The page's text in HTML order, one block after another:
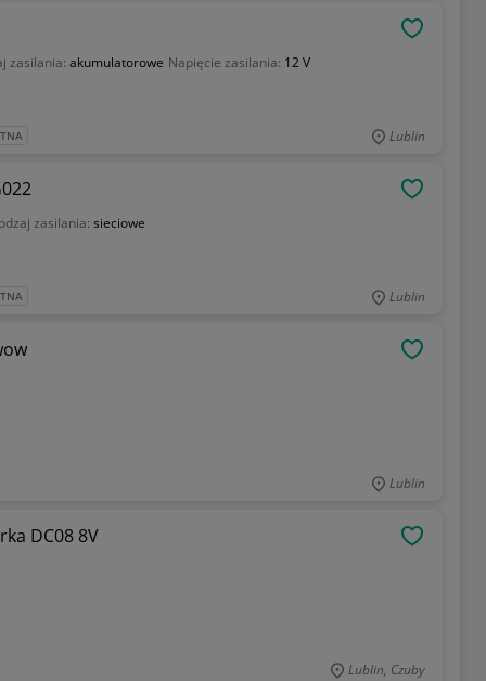
zasilania: akumulatorowe Napięcie zasilania: 12 V
Lublin
zasilania: sieciowe
Lublin
Lublin
DC08 8V
Lublin, Czuby